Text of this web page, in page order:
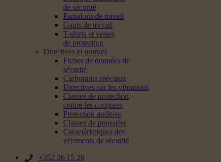
de sécurité
Pantalons de travail
Gants de travail
T-shirts et vestes
de protection
Directives et normes
Fiches de données de
sécurité
Carburants spéciaux
Directives sur les vibrations
Classes de protection
contre les coupures
Protection auditive
Classes de poussière
Caractéristiques des
vêtements de sécurité
+352 26 15 26